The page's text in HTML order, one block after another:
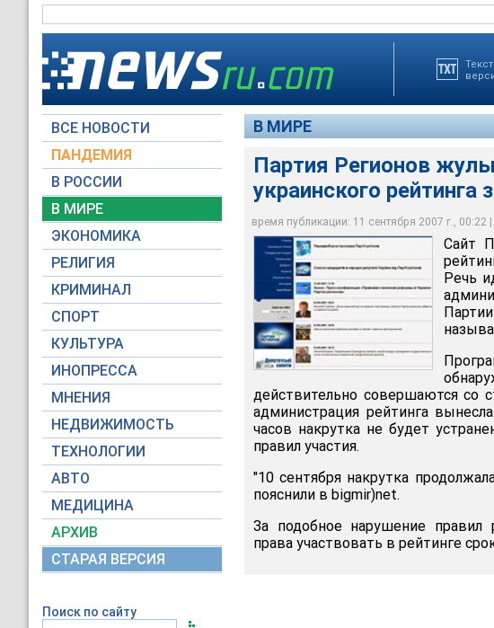
ВСЕ НОВОСТИ
ПАНДЕМИЯ
В РОССИИ
В МИРЕ
ЭКОНОМИКА
РЕЛИГИЯ
КРИМИНАЛ
СПОРТ
КУЛЬТУРА
ИНОПРЕССА
МНЕНИЯ
НЕДВИЖИМОСТЬ
ТЕХНОЛОГИИ
АВТО
МЕДИЦИНА
АРХИВ
СТАРАЯ ВЕРСИЯ
Поиск по сайту
В МИРЕ
Партия Регионов
украинского рейтинга
время публикации: 11 сентября 2007 г., 00:22
Партия Регионов жульничает: ее
partyofregions.org.ua
Сайт
Речь
действительно совершаются со
администрация рейтинга
часов накрутка не будет
правил участия.
"10 сентября накрутка
пояснили в bigmir)net.
За подобное нарушение правил
права участвовать в рейтинге